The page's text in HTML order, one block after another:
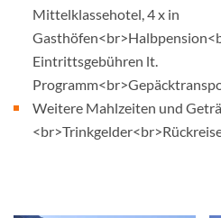
Mittelklassehotel, 4 x in
Eintrittsgebühren lt.
Weitere Mahlzeiten und